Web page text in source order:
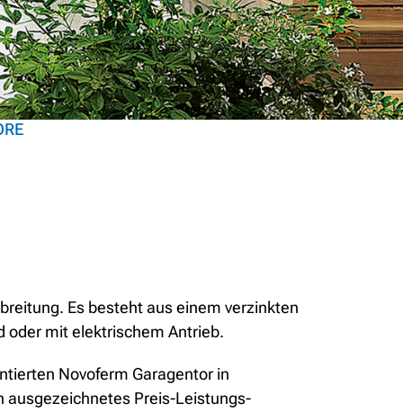
Es besteht aus einem verzinkten
oder mit elektrischem Antrieb.
Novoferm Garagentor in
ausgezeichnetes Preis-Leistungs-